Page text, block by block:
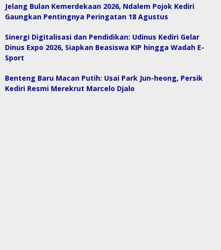
Jelang Bulan Kemerdekaan 2026, Ndalem Pojok Kediri
Gaungkan Pentingnya Peringatan 18 Agustus
Sinergi Digitalisasi dan Pendidikan: Udinus Kediri Gelar
Dinus Expo 2026, Siapkan Beasiswa KIP hingga Wadah E-
Sport
Benteng Baru Macan Putih: Usai Park Jun-heong, Persik
Kediri Resmi Merekrut Marcelo Djalo